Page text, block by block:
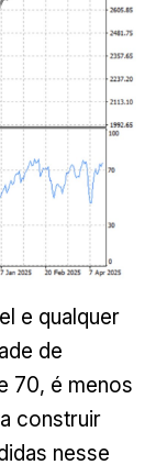
e qualquer
de
70, é menos
construir
nesse